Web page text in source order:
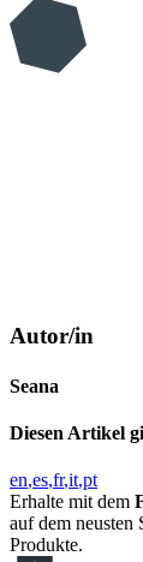
Autor/in
Seana
Diesen Artikel
en es fr it pt
Erhalte mit dem
auf dem neusten
Produkte.